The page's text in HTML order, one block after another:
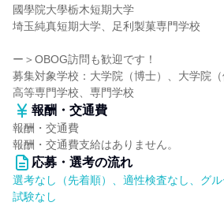
國學院大學栃木短期大学
埼玉純真短期大学、足利製菓専門学校
ー＞OBOG訪問も歓迎です！
募集対象学校：大学院（博士）、大学院（
高等専門学校、専門学校
報酬・交通費
報酬・交通費
報酬・交通費支給はありません。
応募・選考の流れ
選考なし（先着順）、適性検査なし、グ
試験なし